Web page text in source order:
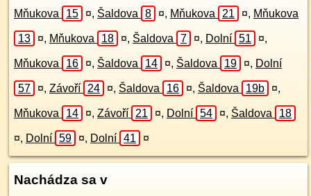
Mňukova 15 ¤, Šaldova 8 ¤, Mňukova 21 ¤, Mňukova
13 ¤, Mňukova 18 ¤, Šaldova 7 ¤, Dolní 51 ¤,
Mňukova 16 ¤, Šaldova 14 ¤, Šaldova 19 ¤, Dolní
57 ¤, Závoří 24 ¤, Šaldova 16 ¤, Šaldova 19b ¤,
Mňukova 14 ¤, Závoří 21 ¤, Dolní 54 ¤, Šaldova 18
¤, Dolní 59 ¤, Dolní 41 ¤
Nachádza sa v